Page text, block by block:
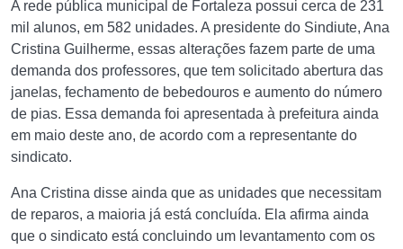
A rede pública municipal de Fortaleza possui cerca de 231
mil alunos, em 582 unidades. A presidente do Sindiute, Ana
Cristina Guilherme, essas alterações fazem parte de uma
demanda dos professores, que tem solicitado abertura das
janelas, fechamento de bebedouros e aumento do número
de pias. Essa demanda foi apresentada à prefeitura ainda
em maio deste ano, de acordo com a representante do
sindicato.
Ana Cristina disse ainda que as unidades que necessitam
de reparos, a maioria já está concluída. Ela afirma ainda
que o sindicato está concluindo um levantamento com os